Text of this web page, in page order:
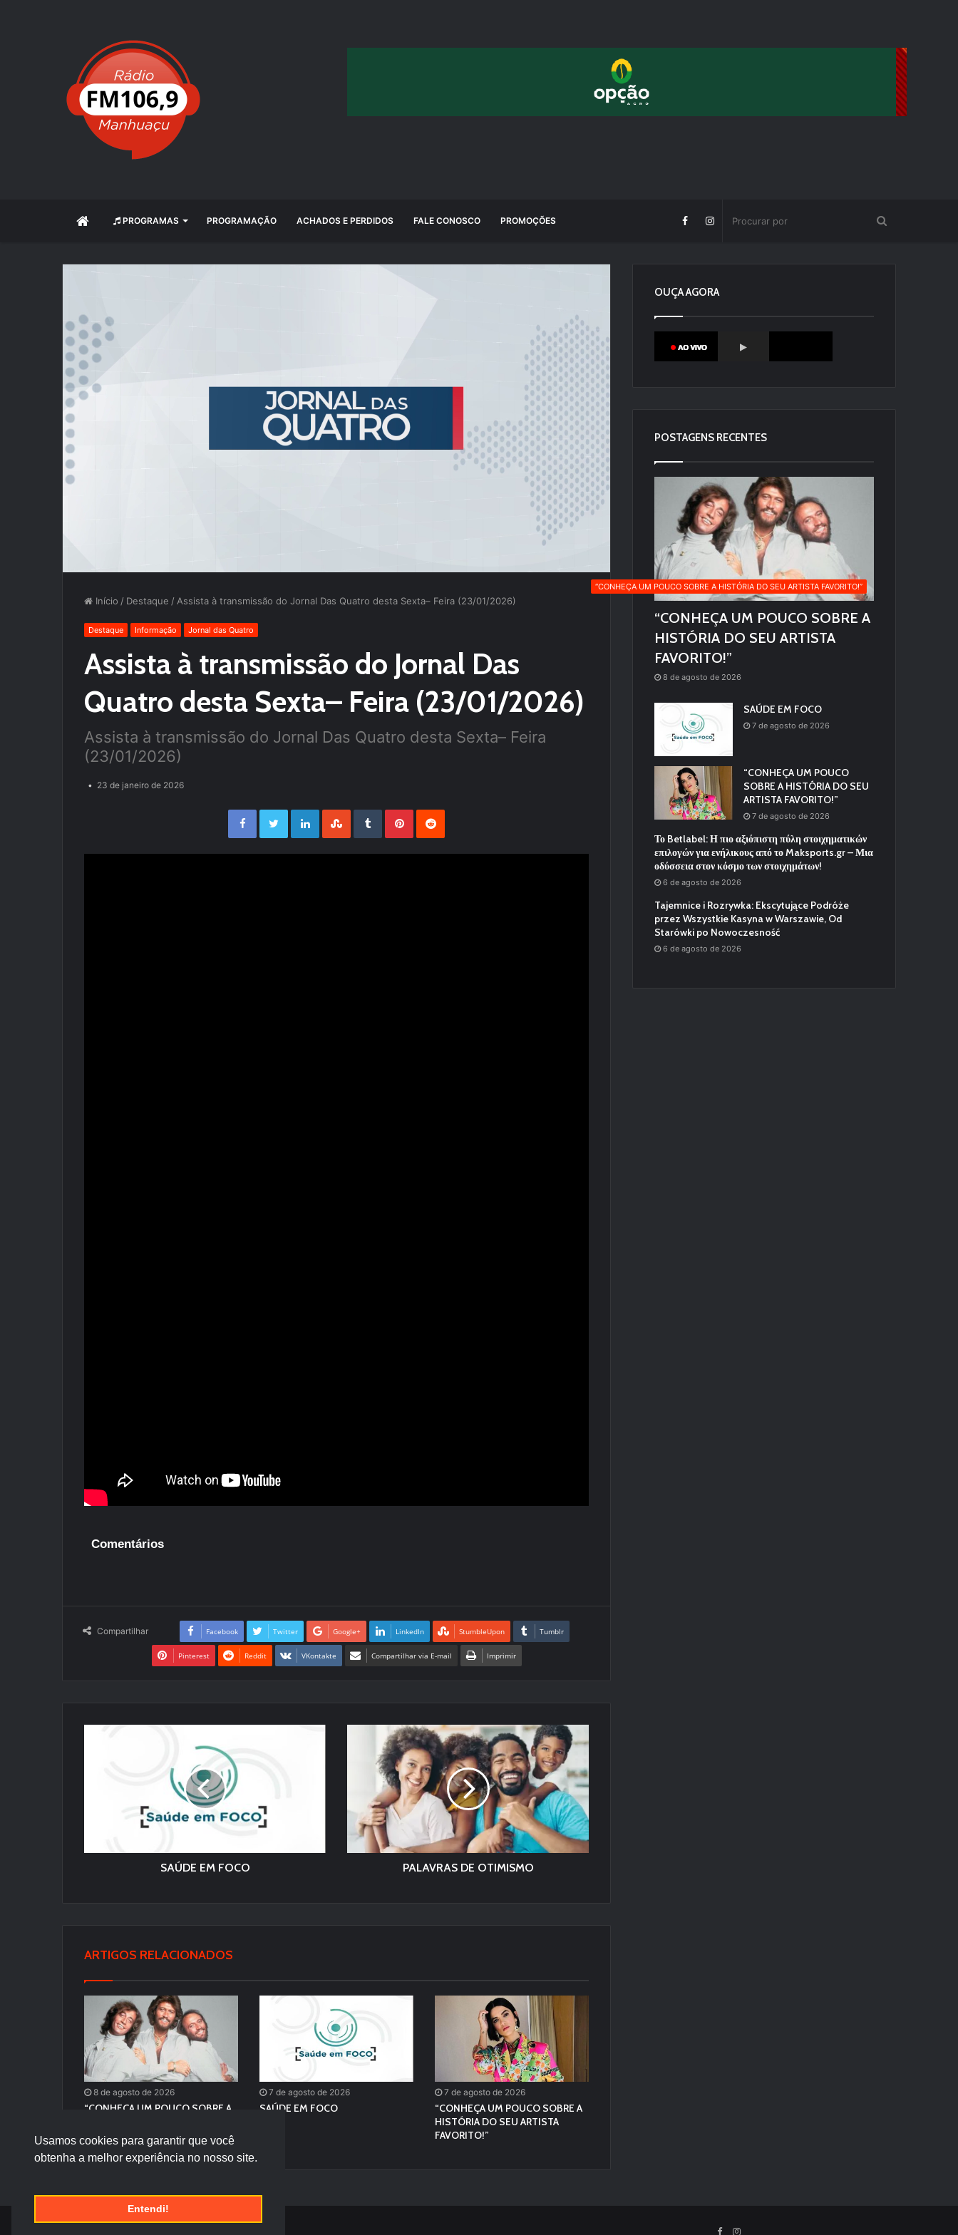
Usamos cookies para garantir que você
obtenha a melhor experiência no nosso site.
Entendi!
INÍCIO PROGRAMAS PROGRAMAÇÃO ACHADOS E PERDIDOS FALE CONOSCO PROMOÇÕES
Início / Destaque / Assista à transmissão do Jornal Das Quatro desta Sexta– Feira (23/01/2026)
Destaque Informação Jornal das Quatro
Assista à transmissão do Jornal Das
Quatro desta Sexta– Feira (23/01/2026)
Assista à transmissão do Jornal Das Quatro desta Sexta– Feira
(23/01/2026)
23 de janeiro de 2026
Facebook Twitter LinkedIn StumbleUpon Tumblr Pinterest
Comentários
Compartilhar Facebook Twitter Google+ LinkedIn StumbleUpon Tumblr
Pinterest Reddit VKontakte Compartilhar via E-mail Imprimir
SAÚDE EM FOCO PALAVRAS DE OTIMISMO
ARTIGOS RELACIONADOS
8 de agosto de 2026
“CONHEÇA UM POUCO SOBRE A
FAVORITO!”
7 de agosto de 2026
SAÚDE EM FOCO
7 de agosto de 2026
“CONHEÇA UM POUCO SOBRE A
HISTÓRIA DO SEU ARTISTA
FAVORITO!”
OUÇA AGORA
POSTAGENS RECENTES
“CONHEÇA UM POUCO SOBRE A HISTÓRIA DO SEU ARTISTA FAVORITO!”
“CONHEÇA UM POUCO SOBRE A
HISTÓRIA DO SEU ARTISTA
FAVORITO!”
8 de agosto de 2026
SAÚDE EM FOCO
7 de agosto de 2026
“CONHEÇA UM POUCO
SOBRE A HISTÓRIA DO SEU
ARTISTA FAVORITO!”
7 de agosto de 2026
Το Betlabel: Η πιο αξιόπιστη πύλη στοιχηματικών
επιλογών για ενήλικους από το Maksports.gr – Μια
οδύσσεια στον κόσμο των στοιχημάτων!
6 de agosto de 2026
Tajemnice i Rozrywka: Ekscytujące Podróże
przez Wszystkie Kasyna w Warszawie, Od
Starówki po Nowoczesność
6 de agosto de 2026